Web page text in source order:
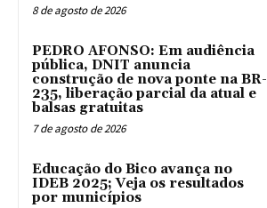
8 de agosto de 2026
PEDRO AFONSO: Em audiência
pública, DNIT anuncia
construção de nova ponte na BR-
235, liberação parcial da atual e
balsas gratuitas
7 de agosto de 2026
Educação do Bico avança no
IDEB 2025; Veja os resultados
por municípios